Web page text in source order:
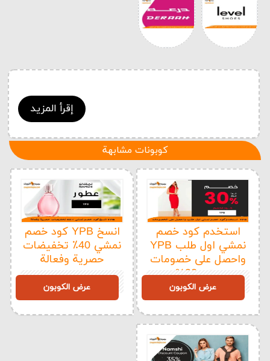
إقرأ المزيد
كوبونات مشابهة
انسخ YPB كود خصم
نمشي 40٪ تخفيضات
حصرية وفعالة
عرض الكوبون
استخدم كود خصم
نمشي اول طلب YPB
واحصل على خصومات
حتى 90%
عرض الكوبون